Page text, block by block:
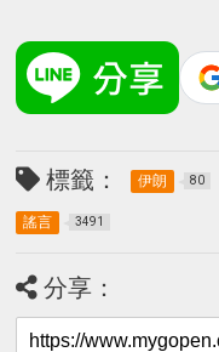
標籤： 伊朗 80
謠言 3491
分享：